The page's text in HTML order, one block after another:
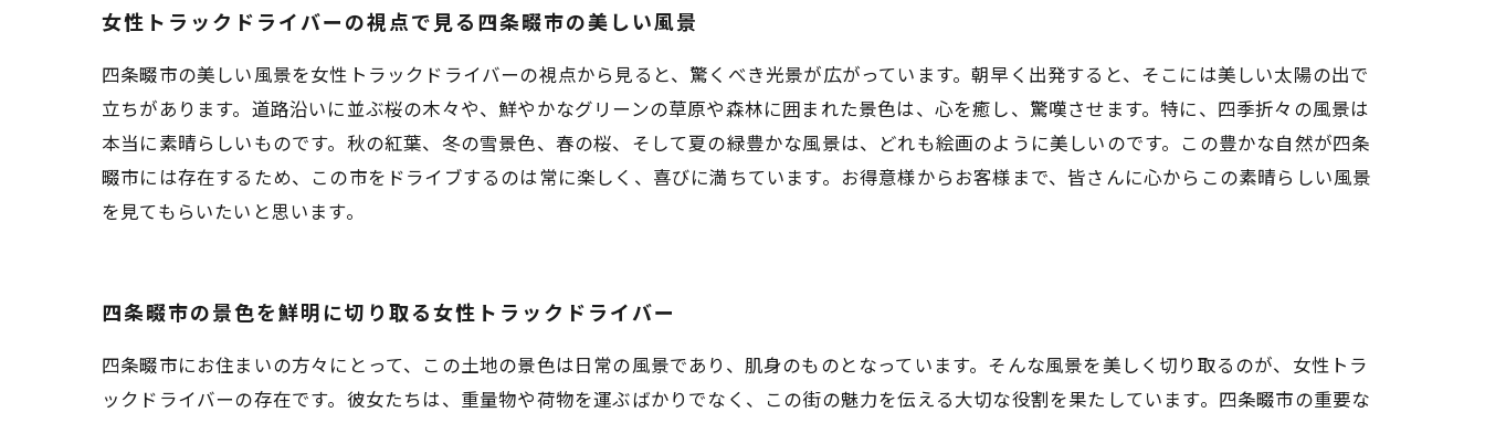
女性トラックドライバーの視点で見る四条畷市の美しい風景
四条畷市の美しい風景を女性トラックドライバーの視点から見ると、驚くべき光景が広がっています。朝早く出発すると、そこには美しい太陽の出で
立ちがあります。道路沿いに並ぶ桜の木々や、鮮やかなグリーンの草原や森林に囲まれた景色は、心を癒し、驚嘆させます。特に、四季折々の風景は
本当に素晴らしいものです。秋の紅葉、冬の雪景色、春の桜、そして夏の緑豊かな風景は、どれも絵画のように美しいのです。この豊かな自然が四条
畷市には存在するため、この市をドライブするのは常に楽しく、喜びに満ちています。お得意様からお客様まで、皆さんに心からこの素晴らしい風景
を見てもらいたいと思います。
四条畷市の景色を鮮明に切り取る女性トラックドライバー
四条畷市にお住まいの方々にとって、この土地の景色は日常の風景であり、肌身のものとなっています。そんな風景を美しく切り取るのが、女性トラ
ックドライバーの存在です。彼女たちは、重量物や荷物を運ぶばかりでなく、この街の魅力を伝える大切な役割を果たしています。四条畷市の重要な